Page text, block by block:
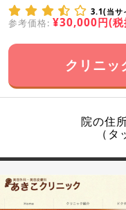
3.1(当サ
参考価格: ¥30,000円(税
クリニッ
院の住
（